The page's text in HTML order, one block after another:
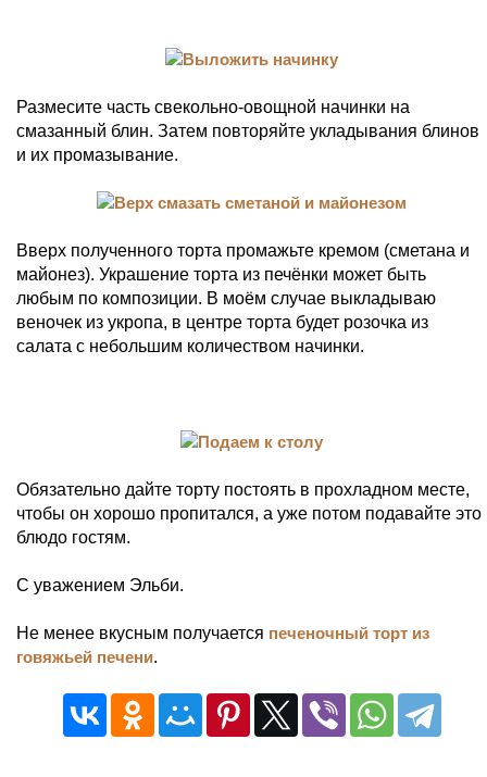
Размесите часть свекольно-овощной начинки на
смазанный блин. Затем повторяйте укладывания блинов
и их промазывание.
Вверх полученного торта промажьте кремом (сметана и
майонез). Украшение торта из печёнки может быть
любым по композиции. В моём случае выкладываю
веночек из укропа, в центре торта будет розочка из
салата с небольшим количеством начинки.
Обязательно дайте торту постоять в прохладном месте,
чтобы он хорошо пропитался, а уже потом подавайте это
блюдо гостям.
С уважением Эльби.
Не менее вкусным получается печеночный торт из
говяжьей печени.